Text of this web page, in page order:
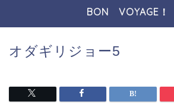
BON VOYAGE！
オダギリジョー5